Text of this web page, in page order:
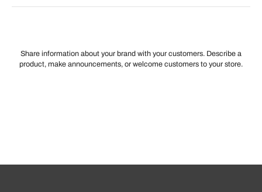
Share information about your brand with your customers. Describe a
product, make announcements, or welcome customers to your store.